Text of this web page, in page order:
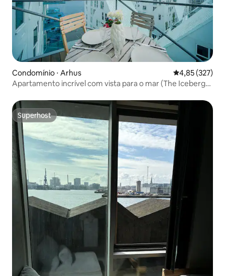
Condomínio ⋅ Arhus 4,85 de uma
4,85 (327)
Apartamento incrível com vista para o mar (The Iceberg),
Superhost
Superhost